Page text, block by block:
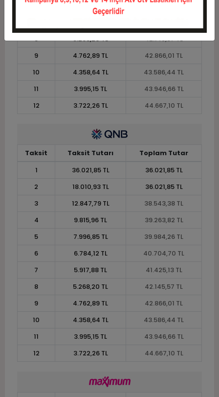
6
6.784,12 TL
40.704,70 TL
8
5.268,20 TL
42.145,57 TL
9
4.762,89 TL
42.866,01 TL
10
4.358,64 TL
43.586,44 TL
11
3.995,15 TL
43.946,66 TL
12
3.722,26 TL 44.667,10 TL
Taksit Taksit Tutarı
Toplam Tutar
1
36.021,85 TL
36.021,85 TL
2
18.010,93 TL
36.021,85 TL
3
12.847,79 TL
38.543,38 TL
4
9.815,96 TL
39.263,82 TL
5
7.996,85 TL
39.984,26 TL
6
6.784,12 TL
40.704,70 TL
7
5.917,88 TL
41.425,13 TL
8
5.268,20 TL
42.145,57 TL
9
4.762,89 TL
42.866,01 TL
10
4.358,64 TL
43.586,44 TL
11
3.995,15 TL
43.946,66 TL
12
3.722,26 TL 44.667,10 TL